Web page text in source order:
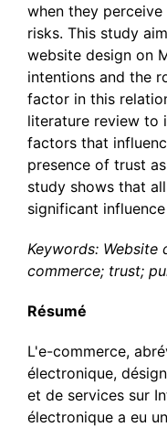
when they
risks. This study
website design on
intentions and the
factor in this
literature review to
factors that
presence of trust
study shows that
significant
Keywords: Website
commerce; trust;
Résumé
L'e-commerce,
électronique,
et de services sur
électronique a eu